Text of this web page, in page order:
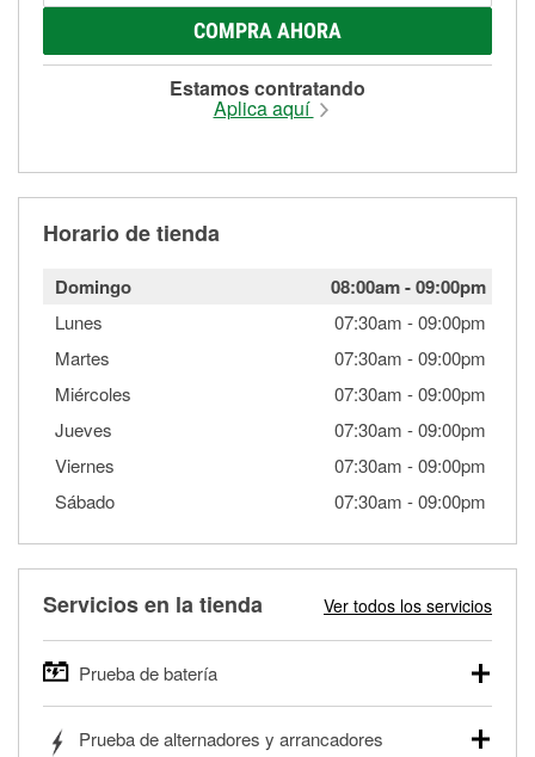
COMPRA AHORA
Estamos contratando
Aplica aquí
Horario de tienda
Domingo 08:00am-09:00pm
Lunes 07:30am -09:00pm
Martes
07:30am -09:00pm
Miércoles
07:30am -09:00pm
Jueves
07:30am -09:00pm
Viernes
07:30am -09:00pm
Sábado
07:30am -09:00pm
Servicios en la tienda Ver todos los servicios
Prueba de batería
autos, camionetas, SUVs, vehículos comerciales y
Prueba de alternadores y arrancadores